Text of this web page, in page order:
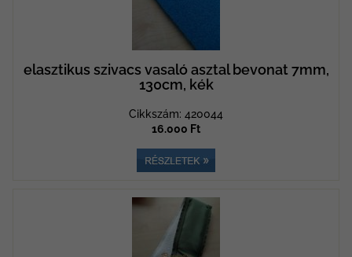
elasztikus szivacs vasaló asztal bevonat 7mm,
130cm, kék
Cikkszám: 420044
16.000 Ft